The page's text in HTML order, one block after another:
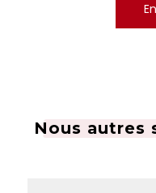
Nous autres